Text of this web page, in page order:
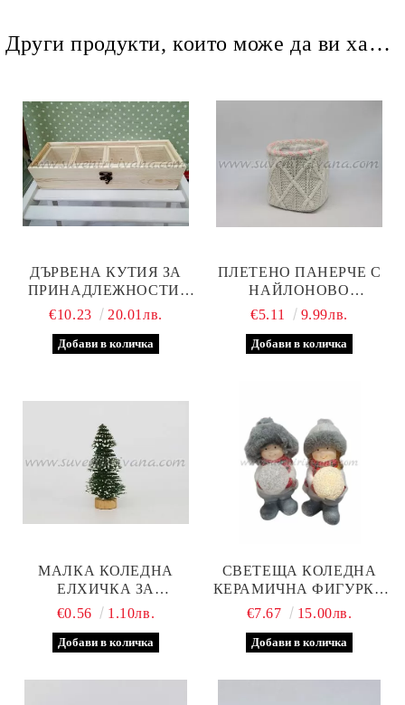
Други продукти, които може да ви харесат
ДЪРВЕНА КУТИЯ ЗА
ПРИНАДЛЕЖНОСТИ,
НАТУРАЛНА,
€10.23 20.01лв.
ПЛЕТЕНО ПАНЕРЧЕ С
НАЙЛОНОВО
ПОКРИТИЕ ОТВЪТРЕ,
€5.11 9.99лв.
МАЛКА КОЛЕДНА
ЕЛХИЧКА ЗА
ДЕКОРАЦИЯ 5,5 Х 3,0
€0.56 1.10лв.
СВЕТЕЩА КОЛЕДНА
КЕРАМИЧНА ФИГУРКА
ДЕТЕНЦЕ
€7.67 15.00лв.